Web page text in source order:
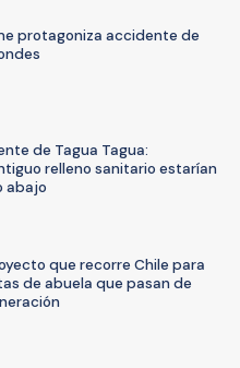
protagoniza accidente de
de Tagua Tagua:
relleno sanitario estarían
abajo
que recorre Chile para
de abuela que pasan de